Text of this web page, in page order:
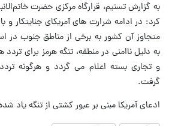
به گزارش تسنیم،‌ قرارگاه مرکزی حضرت
کرد: در ادامه شرارت های آمریکای جنایتکار و
متجاوز آن کشور به برخی از مناطق جنوب در
به دلیل ناامنی در منطقه، تنگه هرمز برای
و تجاری بسته اعلام می گردد و هرگونه
گرفت.
ادعای آمریکا مبنی بر عبور کشتی از تنگه